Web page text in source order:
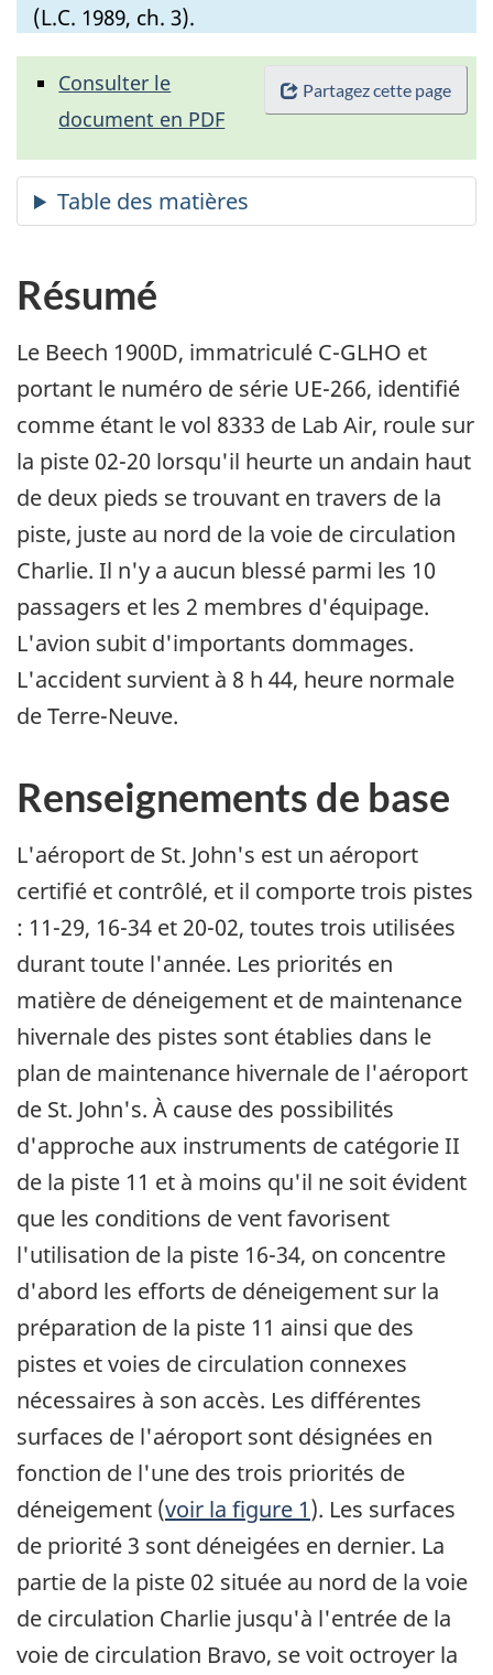
(L.C. 1989, ch. 3).
Partagez cette page
Consulter le
document en PDF
Résumé
Le Beech 1900D, immatriculé C-GLHO et
portant le numéro de série UE-266, identifié
comme étant le vol 8333 de Lab Air, roule sur
la piste 02-20 lorsqu'il heurte un andain haut
de deux pieds se trouvant en travers de la
piste, juste au nord de la voie de circulation
Charlie. Il n'y a aucun blessé parmi les 10
passagers et les 2 membres d'équipage.
L'avion subit d'importants dommages.
L'accident survient à 8 h 44, heure normale
de Terre-Neuve.
Renseignements de base
L'aéroport de St. John's est un aéroport
certifié et contrôlé, et il comporte trois pistes
: 11-29, 16-34 et 20-02, toutes trois utilisées
durant toute l'année. Les priorités en
matière de déneigement et de maintenance
hivernale des pistes sont établies dans le
plan de maintenance hivernale de l'aéroport
de St. John's. À cause des possibilités
d'approche aux instruments de catégorie II
de la piste 11 et à moins qu'il ne soit évident
que les conditions de vent favorisent
l'utilisation de la piste 16-34, on concentre
d'abord les efforts de déneigement sur la
préparation de la piste 11 ainsi que des
pistes et voies de circulation connexes
nécessaires à son accès. Les différentes
surfaces de l'aéroport sont désignées en
fonction de l'une des trois priorités de
déneigement (voir la figure 1). Les surfaces
de priorité 3 sont déneigées en dernier. La
partie de la piste 02 située au nord de la voie
de circulation Charlie jusqu'à l'entrée de la
voie de circulation Bravo, se voit octroyer la